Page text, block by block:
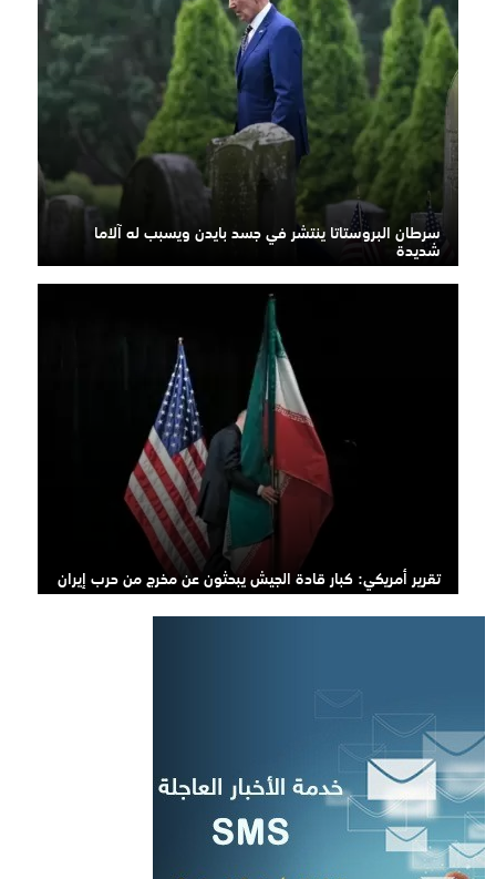
سرطان البروستاتا ينتشر في جسد بايدن ويسبب له آلاما
شديدة
تقرير أمريكي: كبار قادة الجيش يبحثون عن مخرج من حرب إيران